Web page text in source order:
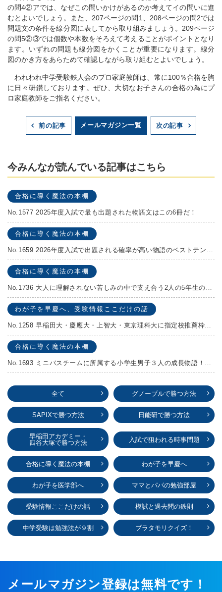
の問4②アでは、なぜこの問いかけがあるのか考えてイの問いに進
むとよいでしょう。また、207ページの問1、208ページの問2では
問題文の条件を線分図に表してから取り組みましょう。209ページ
の問5②③では個数や本数をそろえて考えることがポイントとなり
ます。いずれの問題も線分図をかくことが重要になります。線分
図のかき方をあらためて確認しながら取り組むとよいでしょう。
われわれ中学受験鉄人会のプロ家庭教師は、常に100％合格を胸
に日々研鑽しております。ぜひ、大切なお子さんの合格の為にプ
ロ家庭教師をご指名ください。
前の記事 メールマガジン一覧 次の記事
今みんなが読んでいる記事はこちら
合格に導く魔法の本棚
No.1577 2025年度入試で最も出題された物語文はこの6冊だ！
合格に導く魔法の本棚
No.1659 2026年度入試で出題される確率が高い物語のベストテンを発表します！
合格に導く魔法の本棚
No.1736 大人に理解されない苦しみの中で支え合う2人の5年生の成長物語！『夏の迷子』村上しいこ
わが子を早慶へ、受験情報ここだけの話
No.1258 早稲田大・慶應大・上智大・東京理科大に指定校推薦枠がある学校
合格に導く魔法の本棚
No.1693 ミニバスチームに所属する小学生男子３人の成長物語！『ポジション！』高田由紀子 予想問題付き！
全て グノーブルで勝つ方法
SAPIXで勝つ方法 日能研で勝つ方法
早稲田アカデミー・
四谷大塚で勝つ方法
入試で狙われる時事問題
合格に導く魔法の本棚 わが子を早慶へ
わが子を医学部へ ママとパパの勉強部屋
受験情報ここだけの話 模試と過去問の鉄則
中学受験は勉強法が９割 ブラタモリクイズ！
メールマガジン登録は無料です！